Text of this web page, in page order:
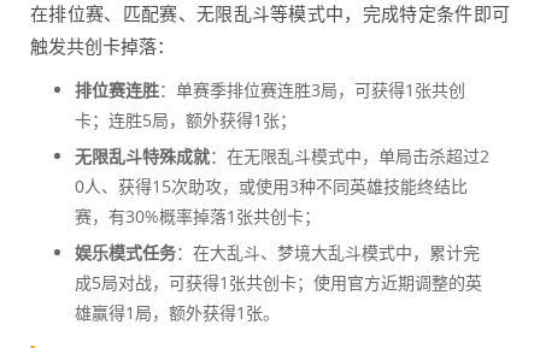
在排位赛、匹配赛、无限乱斗等模式中，完成特定条件即可
触发共创卡掉落：
排位赛连胜：单赛季排位赛连胜3局，可获得1张共创
卡；连胜5局，额外获得1张；
无限乱斗特殊成就：在无限乱斗模式中，单局击杀超过2
0人、获得15次助攻，或使用3种不同英雄技能终结比
赛，有30%概率掉落1张共创卡；
娱乐模式任务：在大乱斗、梦境大乱斗模式中，累计完
成5局对战，可获得1张共创卡；使用官方近期调整的英
雄赢得1局，额外获得1张。